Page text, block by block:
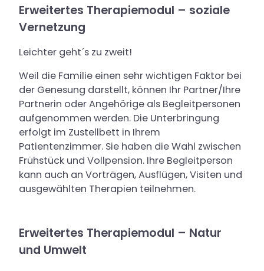
Erweitertes Therapiemodul – soziale
Vernetzung
Leichter geht´s zu zweit!
Weil die Familie einen sehr wichtigen Faktor bei
der Genesung darstellt, können Ihr Partner/Ihre
Partnerin oder Angehörige als Begleitpersonen
aufgenommen werden. Die Unterbringung
erfolgt im Zustellbett in Ihrem
Patientenzimmer. Sie haben die Wahl zwischen
Frühstück und Vollpension. Ihre Begleitperson
kann auch an Vorträgen, Ausflügen, Visiten und
ausgewählten Therapien teilnehmen.
Erweitertes Therapiemodul – Natur
und Umwelt